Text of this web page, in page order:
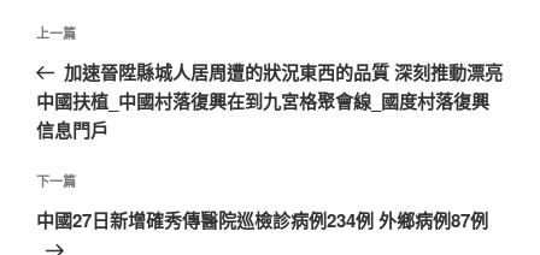
文
導
覽
上
一
篇
文
上一篇
加速晉陞縣城人居周遭的狀況東西的品質 深刻推動漂亮
中國扶植_中國村落復興在到九宮格聚會線_國度村落復興
信息門戶
下
一
下一篇
中國27日新增確秀傳醫院巡檢診病例234例 外鄉病例87例